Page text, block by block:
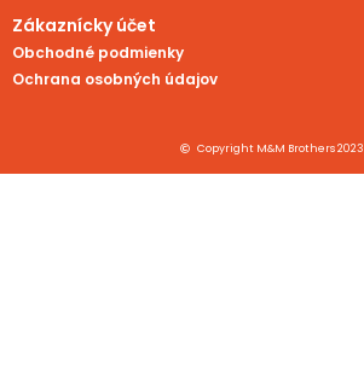
Zákaznícky účet
Obchodné podmienky
Ochrana osobných údajov
Copyright M&M Brothers 2023